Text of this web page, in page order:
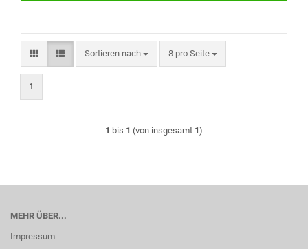
Sortieren nach
Sortieren nach 8 pro Seite
pro Seite
1
1 bis 1 (von insgesamt 1)
MEHR ÜBER...
Impressum